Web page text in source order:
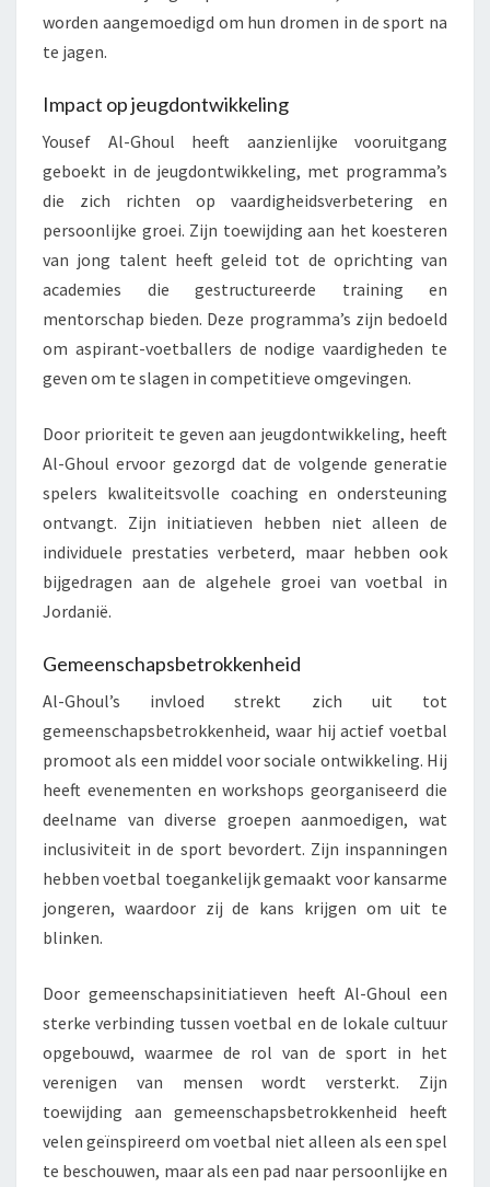
worden aangemoedigd om hun dromen in de sport na
te jagen.
Impact op jeugdontwikkeling
Yousef Al-Ghoul heeft aanzienlijke vooruitgang
geboekt in de jeugdontwikkeling, met programma’s
die zich richten op vaardigheidsverbetering en
persoonlijke groei. Zijn toewijding aan het koesteren
van jong talent heeft geleid tot de oprichting van
academies die gestructureerde training en
mentorschap bieden. Deze programma’s zijn bedoeld
om aspirant-voetballers de nodige vaardigheden te
geven om te slagen in competitieve omgevingen.
Door prioriteit te geven aan jeugdontwikkeling, heeft
Al-Ghoul ervoor gezorgd dat de volgende generatie
spelers kwaliteitsvolle coaching en ondersteuning
ontvangt. Zijn initiatieven hebben niet alleen de
individuele prestaties verbeterd, maar hebben ook
bijgedragen aan de algehele groei van voetbal in
Jordanië.
Gemeenschapsbetrokkenheid
Al-Ghoul’s invloed strekt zich uit tot
gemeenschapsbetrokkenheid, waar hij actief voetbal
promoot als een middel voor sociale ontwikkeling. Hij
heeft evenementen en workshops georganiseerd die
deelname van diverse groepen aanmoedigen, wat
inclusiviteit in de sport bevordert. Zijn inspanningen
hebben voetbal toegankelijk gemaakt voor kansarme
jongeren, waardoor zij de kans krijgen om uit te
blinken.
Door gemeenschapsinitiatieven heeft Al-Ghoul een
sterke verbinding tussen voetbal en de lokale cultuur
opgebouwd, waarmee de rol van de sport in het
verenigen van mensen wordt versterkt. Zijn
toewijding aan gemeenschapsbetrokkenheid heeft
velen geïnspireerd om voetbal niet alleen als een spel
te beschouwen, maar als een pad naar persoonlijke en